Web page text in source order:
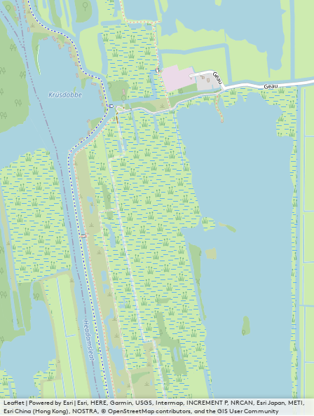
Leaflet|Powered by Esri | Esri, HERE, Garmin, USGS, Intermap, INCREMENT P, NRCAN, Esri Japan, METI,
Esri China (Hong Kong), NOSTRA, © OpenStreetMap contributors, and the GIS User Community